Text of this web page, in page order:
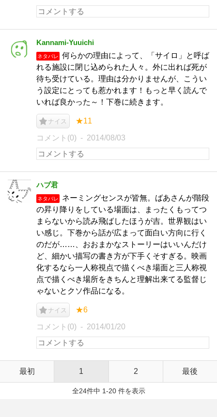
Kannami-Yuuichi
ネタバレ
何らかの理由によって、「サイロ」と呼ば
れる施設に閉じ込められた人々。外に出れば死が
待ち受けている。理由は分かりませんが、こうい
う設定にとっても惹かれます！もっと早く読んで
いれば良かった～！下巻に続きます。
ナイス ★11
コメント(0) 2014/08/03
ハブ君
ネタバレ
ネーミングセンスが皆無。ばあさんが階段
の昇り降りをしている場面は、まったくもってつ
まらないから読み飛ばしたほうが吉。世界観はい
い感じ。下巻から話が広まって面白い方向に行く
のだが……、おおまかなストーリーはいいんだけ
ど、細かい描写の書き方が下手くそすぎる。映画
化するなら一人称視点で描くべき場面と三人称視
点で描くべき場所をきちんと理解出来てる監督じ
ゃないとクソ作品になる。
ナイス ★6
コメント(0) 2014/01/20
最初 1 2 最後
全24件中 1-20 件を表示